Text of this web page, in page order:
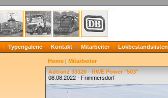
Typengalerie Kontakt Mitarbeiter Lokbestandslisten
Home | Mitarbeiter
Adtranz 33320 - RWE Power "503"
08.08.2022 - Frimmersdorf